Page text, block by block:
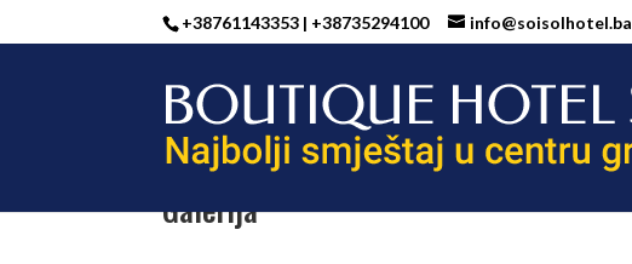
+38761143353 | +38735294100 info@soisolhotel.ba
Galerija